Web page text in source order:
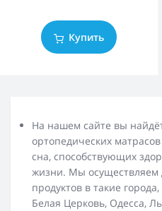
Купить
На нашем сайте вы
ортопедических
сна, способствующих
жизни. Мы осуществляем
продуктов в такие
Белая Церковь, Одесса,